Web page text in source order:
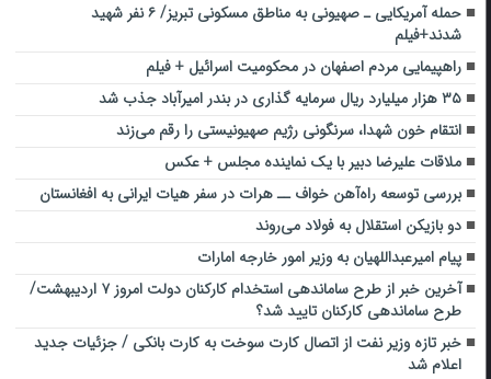
حمله آمریکایی ـ صهیونی به مناطق مسکونی تبریز/ ۶ نفر شهید
شدند+فیلم
راهپیمایی مردم اصفهان در محکومیت اسرائیل + فیلم
۳۵ هزار میلیارد ریال سرمایه گذاری در بندر امیرآباد جذب شد
انتقام خون شهدا، سرنگونی رژیم صهیونیستی را رقم می‌زند
ملاقات علیرضا دبیر با یک نماینده مجلس + عکس
بررسی توسعه راه‌آهن خواف ــ هرات در سفر هیات ایرانی به افغانستان
دو بازیکن استقلال به فولاد می‌روند
پیام امیرعبداللهیان به وزیر امور خارجه امارات
آخرین خبر از طرح ساماندهی استخدام کارکنان دولت امروز ۷ اردیبهشت/
طرح ساماندهی کارکنان تایید شد؟
خبر تازه وزیر نفت از اتصال کارت سوخت به کارت بانکی / جزئیات جدید
اعلام شد